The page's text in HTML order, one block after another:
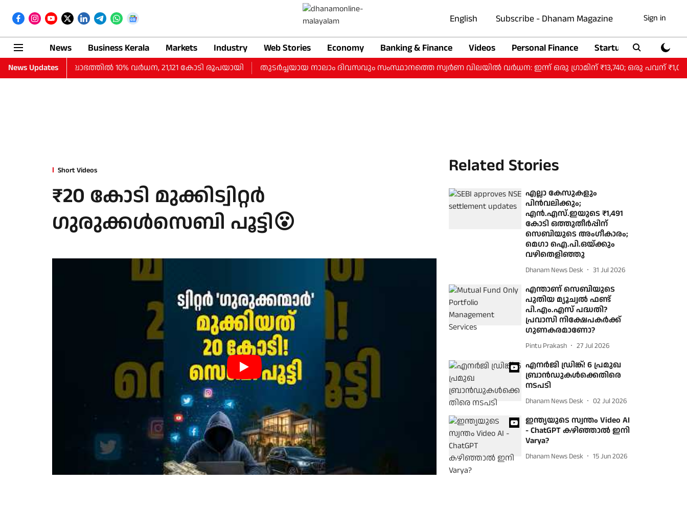
English Subscribe - Dhanam Magazine Sign in
News Business Kerala Markets Industry Web Stories Economy Banking & Finance Videos Personal Finance Startup
News Updatesലാഭത്തില്‍ 10% വര്‍ധന, 21,121 കോടി രൂപയായി തുടർച്ചയായ നാലാം ദിവസവും സംസ്ഥാനത്തെ സ്വർണ വിലയിൽ വർധന: ഇന്ന് ഒരു ​ഗ്രാമിന് ₹13,740; ഒരു പവന്
Short Videos
₹20 കോടി മുക്കിട്വിറ്റർ
ഗുരുക്കൾസെബി പൂട്ടി😮
Related Stories
എല്ലാ കേസുകളും
പിൻവലിക്കും;
എൻ.എസ്.ഇയുടെ ₹1,491
കോടി ഒത്തുതീർപ്പിന്
സെബിയുടെ അം​ഗീകാരം;
മെഗാ ഐ.പി.ഒയ്ക്കും
വഴിതെളിഞ്ഞു
Dhanam News Desk 31 Jul 2026
എന്താണ് സെബിയുടെ
പുതിയ മ്യൂച്വൽ ഫണ്ട്
പി.എം.എസ് പദ്ധതി?
പ്രവാസി നിക്ഷേപകർക്ക്
ഗുണകരമാണോ?
Pintu Prakash 27 Jul 2026
എനര്‍ജി ഡ്രിങ്ക്! 6 പ്രമുഖ
ബ്രാന്‍ഡുകള്‍ക്കെതിരെ
നടപടി
Dhanam News Desk 02 Jul 2026
ഇന്ത്യയുടെ സ്വന്തം Video AI
- ChatGPT കഴിഞ്ഞാൽ ഇനി
Varya?
Dhanam News Desk 15 Jun 2026